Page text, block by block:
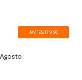
ANTES 17,95€